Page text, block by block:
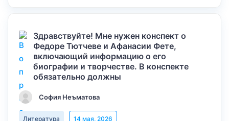
Здравствуйте! Мне нужен конспект о
Федоре Тютчеве и Афанасии Фете,
включающий информацию о его
биографии и творчестве. В конспекте
обязательно должны
София Неъматова
Литература 14 мая, 2026